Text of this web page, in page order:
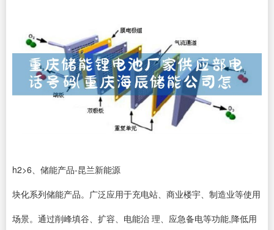
h2>6、储能产品-昆兰新能源
块化系列储能产品。广泛应用于充电站、商业楼宇、制造业等使用
场景。通过削峰填谷、扩容、电能治 理、应急备电等功能,降低用